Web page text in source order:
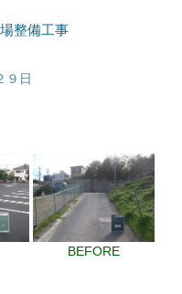
整備工事
９日
BEFORE